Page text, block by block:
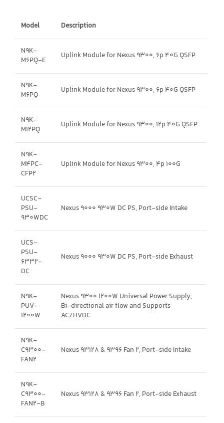
Model Description
N9K-
M6PQ-E
Uplink Module for Nexus 9300, 6p 40G QSFP
N9K-
M6PQ
Uplink Module for Nexus 9300, 6p 40G QSFP
N9K-
M12PQ
Uplink Module for Nexus 9300, 12p 40G QSFP
N9K-
M4PC-
CFP2
Uplink Module for Nexus 9300, 4p 100G
UCSC-
PSU-
930WDC
Nexus 9000 930W DC PS, Port-side Intake
UCS-
PSU-
6332-
DC
Nexus 9000 930W DC PS, Port-side Exhaust
N9K-
PUV-
1200W
Nexus 9300 1200W Universal Power Supply,
Bi-directional air flow and Supports
AC/HVDC
N9K-
C9300-
FAN2
Nexus 93128 & 9396 Fan 2, Port-side Intake
N9K-
C9300-
FAN2-B
Nexus 93128 & 9396 Fan 2, Port-side Exhaust